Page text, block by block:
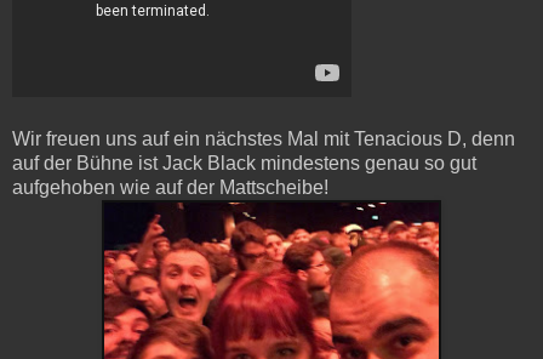
Wir freuen uns auf ein nächstes Mal mit Tenacious D, denn
auf der Bühne ist Jack Black mindestens genau so gut
aufgehoben wie auf der Mattscheibe!